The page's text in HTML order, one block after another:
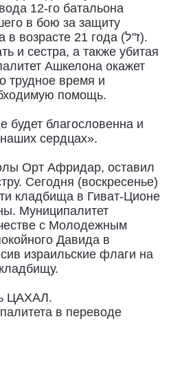
12-го батальона
в бою за защиту
родины на юге Ливана в возрасте 21 года (ז"ל).
и сестра, а также убитая
Ашкелона окажет
трудное время и
помощь.
будет благословенна и
сердцах».
Орт Афридар, оставил
Сегодня (воскресенье)
кладбища в Гиват-Ционе
Муниципалитет
с Молодежным
Давида в
израильские флаги на
ЦАХАЛ.
в переводе